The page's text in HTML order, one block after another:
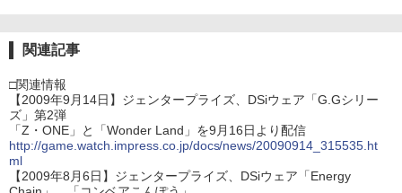
関連記事
□関連情報
【2009年9月14日】ジェンタープライズ、DSiウェア「G.Gシリー
ズ」第2弾
「Z・ONE」と「Wonder Land」を9月16日より配信
http://game.watch.impress.co.jp/docs/news/20090914_315535.ht
ml
【2009年8月6日】ジェンタープライズ、DSiウェア「Energy